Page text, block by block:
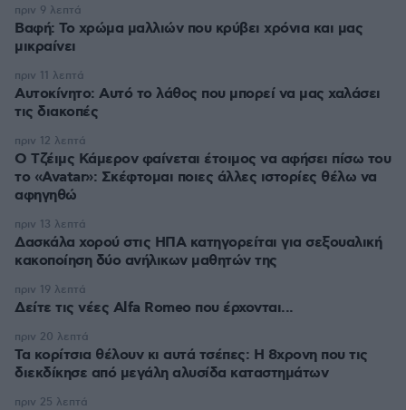
Βαφή: Το χρώμα μαλλιών που κρύβει χρόνια και μας
μικραίνει
πριν 9 λεπτά
Αυτοκίνητο: Αυτό το λάθος που μπορεί να μας χαλάσει
τις διακοπές
πριν 11 λεπτά
Ο Τζέιμς Κάμερον φαίνεται έτοιμος να αφήσει πίσω του
το «Avatar»: Σκέφτομαι ποιες άλλες ιστορίες θέλω να
αφηγηθώ
πριν 12 λεπτά
Δασκάλα χορού στις ΗΠΑ κατηγορείται για σεξουαλική
κακοποίηση δύο ανήλικων μαθητών της
πριν 13 λεπτά
Δείτε τις νέες Alfa Romeo που έρχονται...
πριν 19 λεπτά
Τα κορίτσια θέλουν κι αυτά τσέπες: Η 8χρονη που τις
διεκδίκησε από μεγάλη αλυσίδα καταστημάτων
πριν 20 λεπτά
πριν 25 λεπτά